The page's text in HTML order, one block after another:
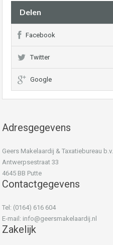
Delen
Facebook
Twitter
Google
Adresgegevens
Geers Makelaardij & Taxatiebureau b.v.
Antwerpsestraat 33
4645 BB Putte
Contactgegevens
Tel: (0164) 616 604
E-mail: info@geersmakelaardij.nl
Zakelijk